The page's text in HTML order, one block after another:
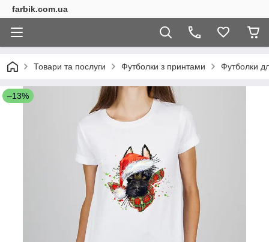
farbik.com.ua
Товари та послуги Футболки з принтами Футболки
–13%